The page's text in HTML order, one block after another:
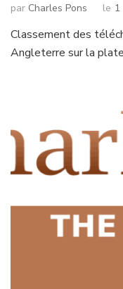
par Charles Pons le 1
Classement des
Angleterre sur la